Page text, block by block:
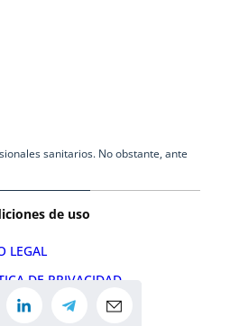
sanitarios. No obstante, ante
de uso
LEGAL
DE PRIVACIDAD
DE COOKIES